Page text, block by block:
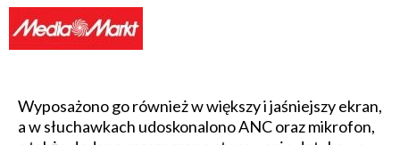
Wyposażono go również w większy i jaśniejszy ekran,
a w słuchawkach udoskonalono ANC oraz mikrofon,